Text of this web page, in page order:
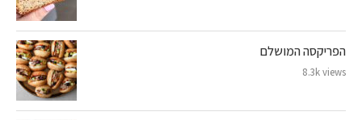
הפריקסה המושלם
8.3k views